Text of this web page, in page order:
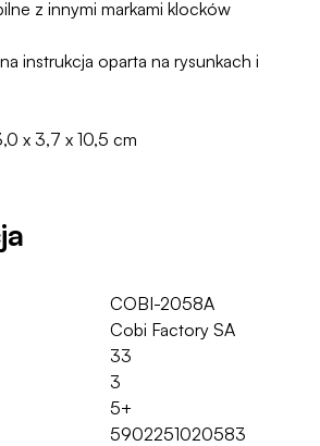
z innymi markami klocków
instrukcja oparta na rysunkach i
x 3,7 x 10,5 cm
COBI-2058A
Cobi Factory SA
33
3
5+
5902251020583